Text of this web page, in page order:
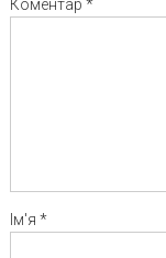
Коментар *
Ім'я *